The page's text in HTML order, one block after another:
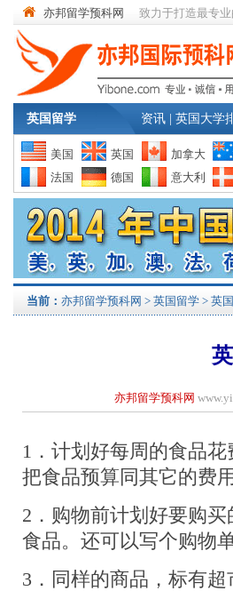
亦邦留学预科网 致力于打造最专业
英国留学 资讯 英国大学
美国 英国 加拿大
法国
德国 意大利
当前： 亦邦留学预科网 > 英国留学 > 英
亦邦留学预科网
1．计划好每周的食品
把食品预算同其它的费用
2．购物前计划好要购
食品。还可以写个购物
3．同样的商品，标有